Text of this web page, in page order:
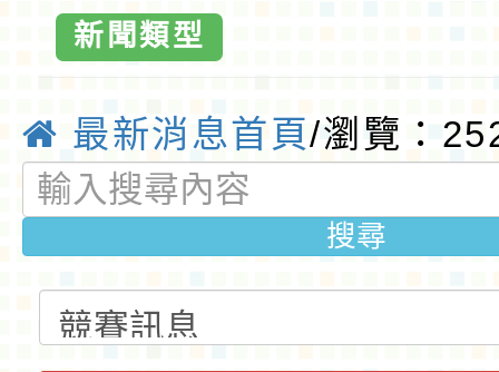
新聞類型
最新消息首頁/瀏覽：
搜尋